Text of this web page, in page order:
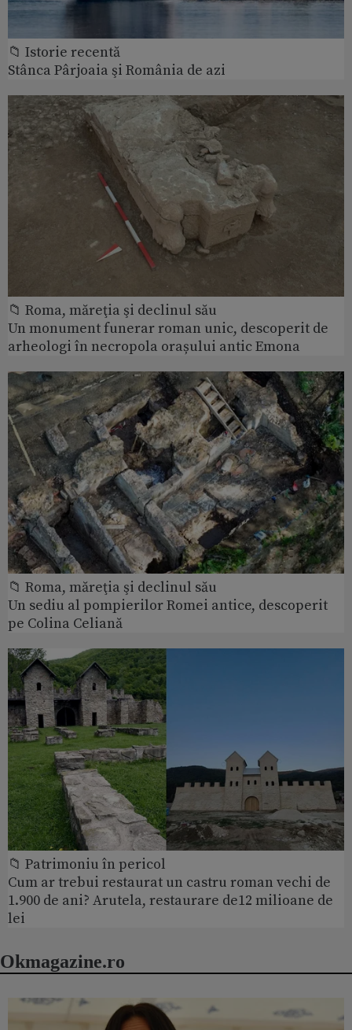
📁 Istorie recentă
Stânca Pârjoaia şi România de azi
📁 Roma, măreţia şi declinul său
Un monument funerar roman unic, descoperit de
arheologi în necropola orașului antic Emona
📁 Roma, măreţia şi declinul său
Un sediu al pompierilor Romei antice, descoperit
pe Colina Celiană
📁 Patrimoniu în pericol
Cum ar trebui restaurat un castru roman vechi de
1.900 de ani? Arutela, restaurare de12 milioane de
lei
Okmagazine.ro